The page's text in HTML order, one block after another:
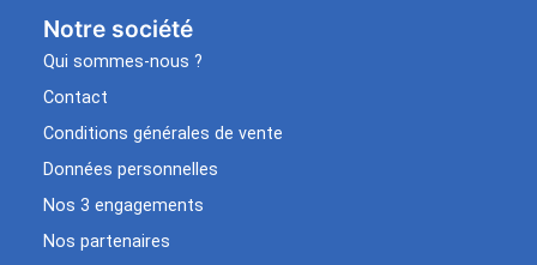
Notre société
Qui sommes-nous ?
Contact
Conditions générales de vente
Données personnelles
Nos 3 engagements
Nos partenaires